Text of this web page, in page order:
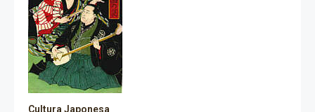
Cultura Japonesa